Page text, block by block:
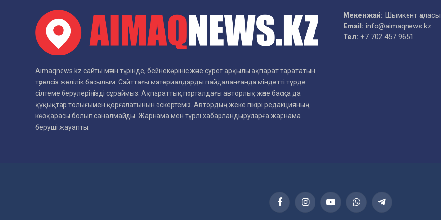
Aimaqnews.kz сайты мәтін түрінде, бейнекөрініс және сурет арқылы ақпарат тарататын
тәуелсіз желілік басылым. Сайттағы материалдарды пайдаланғанда міндетті түрде
сілтеме берулеріңізді сұраймыз. Ақпараттық порталдағы авторлық және басқа да
құқықтар толығымен қорғалатынын ескертеміз. Автордың жеке пікірі редакцияның
көзқарасы болып саналмайды. Жарнама мен түрлі хабарландыруларға жарнама
беруші жауапты.
Мекенжай: Шымкент
Email: info@aimaqnews.kz
Тел: +7 702 457 9651
FacebookInstagramYouTubeWhatsAppTelegram